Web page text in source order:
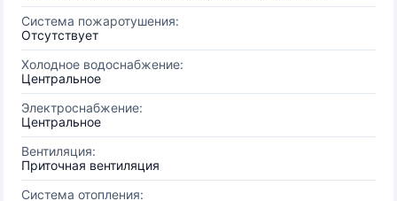
Система пожаротушения:
Отсутствует
Холодное водоснабжение:
Центральное
Электроснабжение:
Центральное
Вентиляция:
Приточная вентиляция
Система отопления: